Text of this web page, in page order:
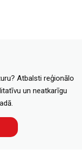
Atbalsti reģionālo
un neatkarīgu